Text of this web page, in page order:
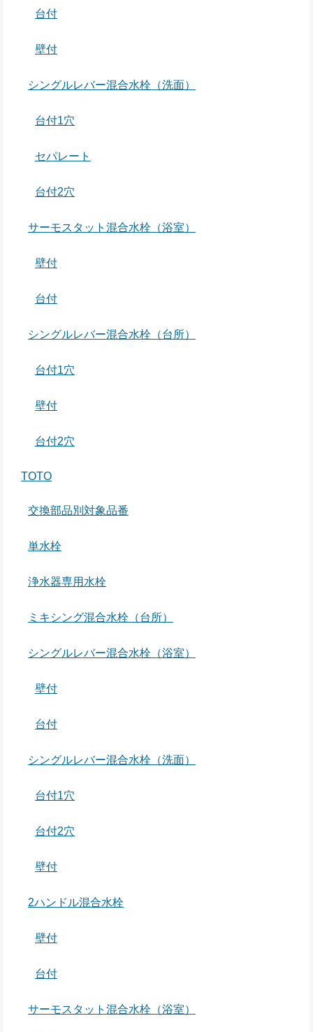
台付
壁付
シングルレバー混合水栓（洗面）
台付1穴
セパレート
台付2穴
サーモスタット混合水栓（浴室）
壁付
台付
シングルレバー混合水栓（台所）
台付1穴
壁付
台付2穴
TOTO
交換部品別対象品番
単水栓
浄水器専用水栓
ミキシング混合水栓（台所）
シングルレバー混合水栓（浴室）
壁付
台付
シングルレバー混合水栓（洗面）
台付1穴
台付2穴
壁付
2ハンドル混合水栓
壁付
台付
サーモスタット混合水栓（浴室）